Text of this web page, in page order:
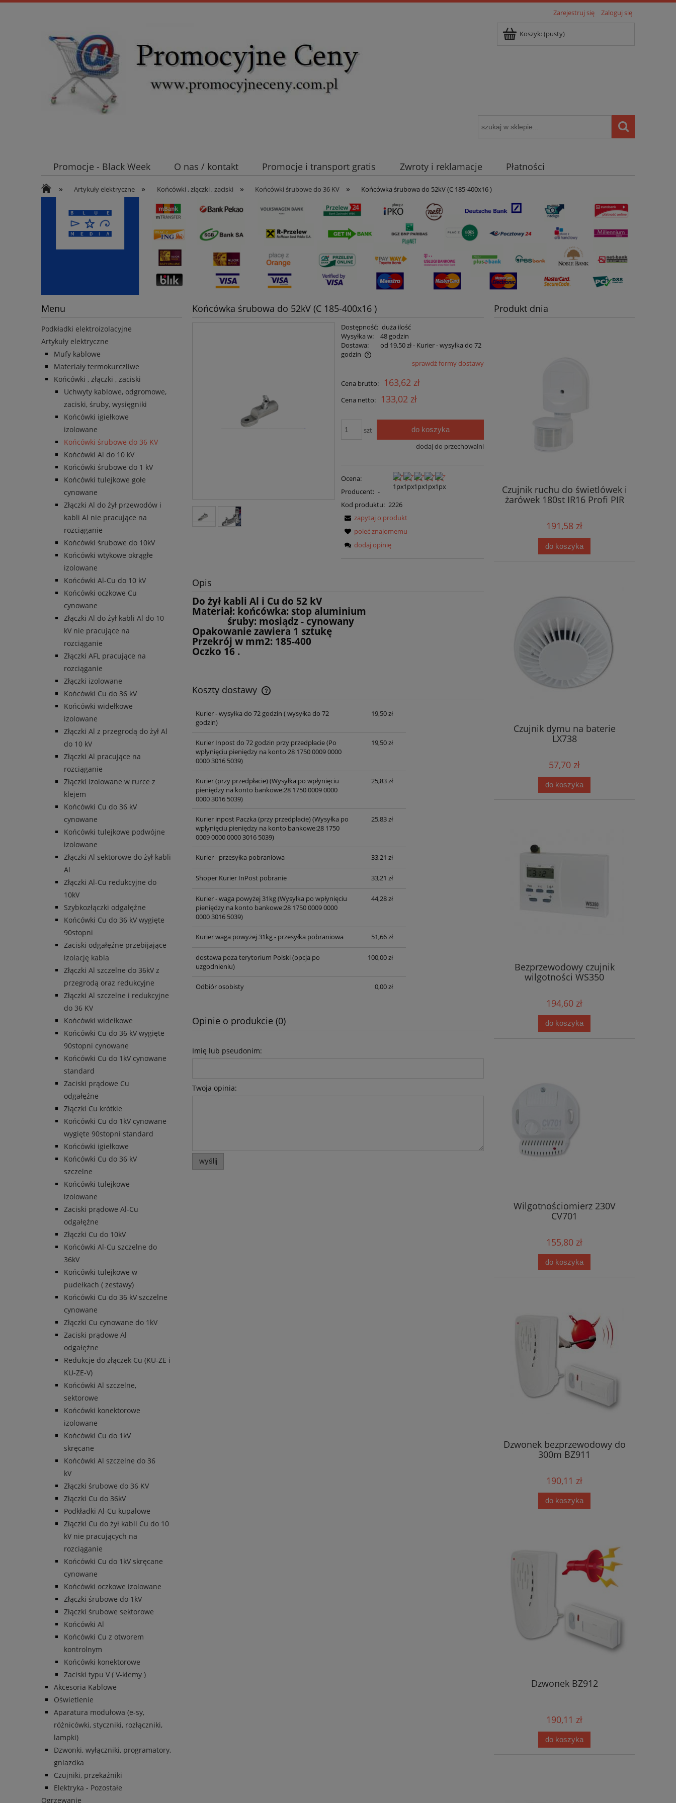
Zarejestruj się Zaloguj się
Koszyk:(pusty)
Promocje - Black Week O nas / kontakt Promocje i transport gratis Zwroty i reklamacje
Płatności
Koszt wysyłki
Mufy i głowice SN Euromold Nexans Automatyka NOVATEK Inteligentny dom ( POCKET HOME )
» Artykuły elektryczne » Końcówki , złączki , zaciski » Końcówki śrubowe do 36 KV » Końcówka śrubowa do 52kV (C 185-400x16 )
Menu
Podkładki elektroizolacyjne
Artykuły elektryczne
Mufy kablowe
Materiały termokurczliwe
Końcówki , złączki , zaciski
Uchwyty kablowe, odgromowe,
zaciski, śruby, wysięgniki
Końcówki igiełkowe
izolowane
Końcówki śrubowe do 36 KV
Końcówki Al do 10 kV
Końcówki śrubowe do 1 kV
Końcówki tulejkowe gołe
cynowane
Złączki Al do żył przewodów i
kabli Al nie pracujące na
rozciąganie
Końcówki śrubowe do 10kV
Końcówki wtykowe okrągłe
izolowane
Końcówki Al-Cu do 10 kV
Końcówki oczkowe Cu
cynowane
Złączki Al do żył kabli Al do 10
kV nie pracujące na
rozciąganie
Złączki AFL pracujące na
rozciąganie
Złączki izolowane
Końcówki Cu do 36 kV
Końcówki widełkowe
izolowane
Złączki Al z przegrodą do żył Al
do 10 kV
Złączki Al pracujące na
rozciąganie
Złączki izolowane w rurce z
klejem
Końcówki Cu do 36 kV
cynowane
Końcówki tulejkowe podwójne
izolowane
Złączki Al sektorowe do żył kabli
Al
Złączki Al-Cu redukcyjne do
10kV
Szybkozłączki odgałęźne
Końcówki Cu do 36 kV wygięte
90stopni
Zaciski odgałęźne przebijające
izolację kabla
Złączki Al szczelne do 36kV z
przegrodą oraz redukcyjne
Złączki Al szczelne i redukcyjne
do 36 KV
Końcówki widełkowe
Końcówki Cu do 36 kV wygięte
90stopni cynowane
Końcówki Cu do 1kV cynowane
standard
Zaciski prądowe Cu
odgałęźne
Złączki Cu krótkie
Końcówki Cu do 1kV cynowane
wygięte 90stopni standard
Końcówki igiełkowe
Końcówki Cu do 36 kV
szczelne
Końcówki tulejkowe
izolowane
Zaciski prądowe Al-Cu
odgałęźne
Złączki Cu do 10kV
Końcówki Al-Cu szczelne do
36kV
Końcówki tulejkowe w
pudełkach ( zestawy)
Końcówki Cu do 36 kV szczelne
cynowane
Złączki Cu cynowane do 1kV
Zaciski prądowe Al
odgałęźne
Redukcje do złączek Cu (KU-ZE i
KU-ZE-V)
Końcówki Al szczelne,
sektorowe
Końcówki konektorowe
izolowane
Końcówki Cu do 1kV
skręcane
Końcówki Al szczelne do 36
kV
Złączki śrubowe do 36 KV
Złączki Cu do 36kV
Podkładki Al-Cu kupalowe
Złączki Cu do żył kabli Cu do 10
kV nie pracujących na
rozciąganie
Końcówki Cu do 1kV skręcane
cynowane
Końcówki oczkowe izolowane
Złączki śrubowe do 1kV
Złączki śrubowe sektorowe
Końcówki Al
Końcówki Cu z otworem
kontrolnym
Końcówki konektorowe
Zaciski typu V ( V-klemy )
Akcesoria Kablowe
Oświetlenie
Aparatura modułowa (e-sy,
różnicówki, styczniki, rozłączniki,
lampki)
Dzwonki, wyłączniki, programatory,
gniazdka
Czujniki, przekaźniki
Elektryka - Pozostałe
Ogrzewanie
Końcówka śrubowa do 52kV (C 185-400x16 )
Dostępność: duża ilość
Wysyłka w:
48 godzin
Dostawa:
od 19,50 zł- Kurier - wysyłka do 72
godzin
sprawdź formy dostawy
Cena brutto: 163,62 zł
Cena netto: 133,02 zł
szt do koszyka
dodaj do przechowalni
Ocena:
Producent: -
Kod produktu: 2226
zapytaj o produkt
poleć znajomemu
dodaj opinię
Opis
Do żył kabli Al i Cu do 52 kV
Materiał: końcówka: stop aluminium
śruby: mosiądz - cynowany
Opakowanie zawiera 1 sztukę
Przekrój w mm2: 185-400
Oczko 16 .
Koszty dostawy
Cena nie zawiera ewentualnych kosztów
Kurier - wysyłka do 72 godzin ( wysyłka do 72
godzin)
19,50 zł
Kurier Inpost do 72 godzin przy przedpłacie(Po
wpłynięciu pieniędzy na konto 28 1750 0009 0000
0000 3016 5039)
19,50 zł
Kurier (przy przedpłacie)(Wysyłka po wpłynięciu
pieniędzy na konto bankowe:28 1750 0009 0000
0000 3016 5039)
25,83 zł
Kurier inpost Paczka (przy przedpłacie)(Wysyłka po
wpłynięciu pieniędzy na konto bankowe:28 1750
0009 0000 0000 3016 5039)
25,83 zł
Kurier - przesyłka pobraniowa 33,21 zł
Shoper Kurier InPost pobranie 33,21 zł
Kurier - waga powyżej 31kg(Wysyłka po wpłynięciu
pieniędzy na konto bankowe:28 1750 0009 0000
0000 3016 5039)
44,28 zł
Kurier waga powyżej 31kg - przesyłka pobraniowa 51,66 zł
dostawa poza terytorium Polski (opcja po
uzgodnieniu)
100,00 zł
Odbiór osobisty 0,00 zł
Opinie o produkcie (0)
Imię lub pseudonim:
Twoja opinia:
wyślij
Produkt dnia
Czujnik ruchu do świetlówek i
żarówek 180st IR16 Profi PIR
191,58 zł
do koszyka
Czujnik dymu na baterie
LX738
57,70 zł
do koszyka
Bezprzewodowy czujnik
wilgotności WS350
194,60 zł
do koszyka
Wilgotnościomierz 230V
CV701
155,80 zł
do koszyka
Dzwonek bezprzewodowy do
300m BZ911
190,11 zł
do koszyka
Dzwonek BZ912
190,11 zł
do koszyka